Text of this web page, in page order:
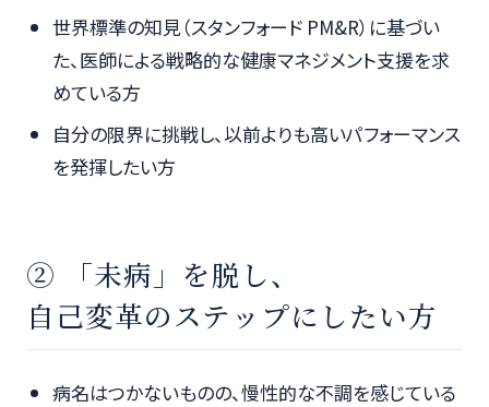
世界標準の知見（スタンフォード PM&R）に基づい
た、医師による戦略的な健康マネジメント支援を求
めている方
自分の限界に挑戦し、以前よりも高いパフォーマンス
を発揮したい方
② 「未病」を脱し、
自己変革のステップにしたい方
病名はつかないものの、慢性的な不調を感じている